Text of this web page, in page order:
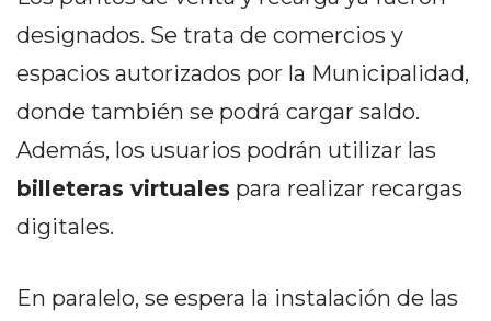
PEDIDOS DE DELIVERY
POR WHATSAPP SIN QUE
AYUDA
Y
designados. Se trata de comercios y
espacios autorizados por la Municipalidad,
donde también se podrá cargar saldo.
Además, los usuarios podrán utilizar las
billeteras virtuales para realizar recargas
digitales.
En paralelo, se espera la instalación de las